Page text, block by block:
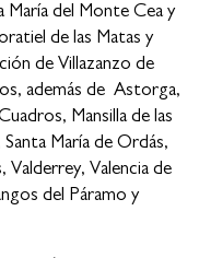
María del Monte Cea y
de las Matas y
de Villazanzo de
además de Astorga,
Mansilla de las
Santa María de Ordás,
Valencia de
del Páramo y